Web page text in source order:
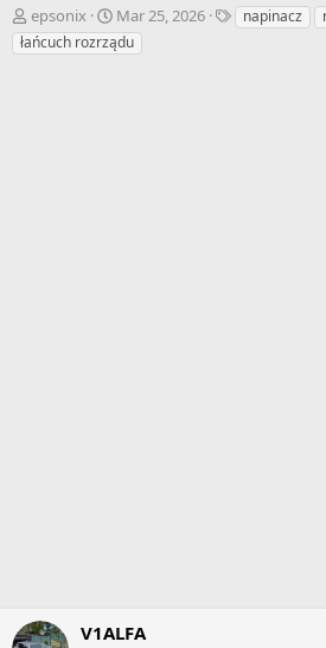
A
u
t
epsonix
D
a
t
Mar 25, 2026
Tnapinacz
łańcuch rozrządu
V1ALFA